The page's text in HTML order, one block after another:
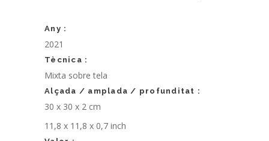
Any :
2021
Tècnica :
Mixta sobre tela
Alçada / amplada / profunditat :
30 x 30 x 2 cm
11,8 x 11,8 x 0,7 inch